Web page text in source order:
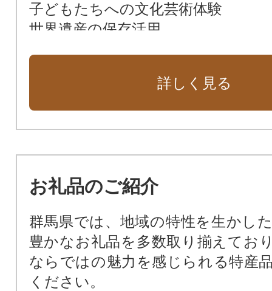
子どもたちへの文化芸術体験
世界遺産の保存活用
こども・子育て支援
福祉の充実
ぐんま動物愛護推進
農産物生産振興
県立高校修学支援
群馬の高校生の探究留学支援
県政一般
詳しく見る
お礼品のご紹介
群馬県では、地域の特性を生かし
豊かなお礼品を多数取り揃えてお
ならではの魅力を感じられる特産
ください。